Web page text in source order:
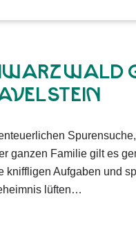
ganzen Familie gilt es
kniffligen Aufgaben und
lüften…